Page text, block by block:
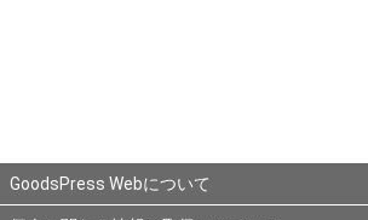
GoodsPress Webについて